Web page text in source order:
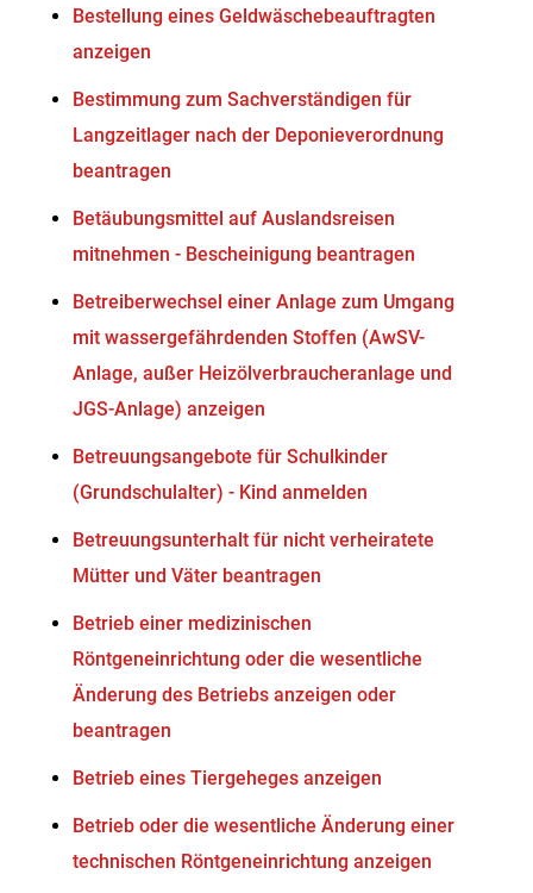
Bestellung eines Geldwäschebeauftragten
anzeigen
Bestimmung zum Sachverständigen für
Langzeitlager nach der Deponieverordnung
beantragen
Betäubungsmittel auf Auslandsreisen
mitnehmen - Bescheinigung beantragen
Betreiberwechsel einer Anlage zum Umgang
mit wassergefährdenden Stoffen (AwSV-
Anlage, außer Heizölverbraucheranlage und
JGS-Anlage) anzeigen
Betreuungsangebote für Schulkinder
(Grundschulalter) - Kind anmelden
Betreuungsunterhalt für nicht verheiratete
Mütter und Väter beantragen
Betrieb einer medizinischen
Röntgeneinrichtung oder die wesentliche
Änderung des Betriebs anzeigen oder
beantragen
Betrieb eines Tiergeheges anzeigen
Betrieb oder die wesentliche Änderung einer
technischen Röntgeneinrichtung anzeigen